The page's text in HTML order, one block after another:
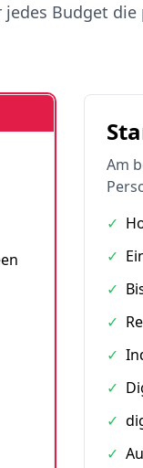
jedes Budget
Am
✓
✓
✓
✓
✓
✓
✓
✓